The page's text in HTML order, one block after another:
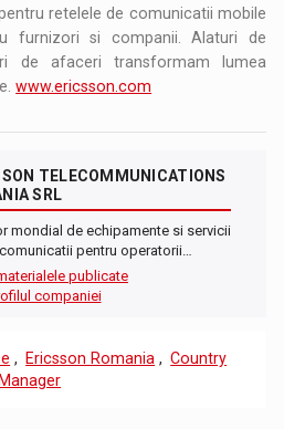
retelele de comunicatii mobile
furnizori si companii. Alaturi de
de afaceri transformam lumea
www.ericsson.com
TELECOMMUNICATIONS
SRL
mondial de echipamente si servicii
pentru operatorii…
publicate
companiei
, Ericsson Romania , Country